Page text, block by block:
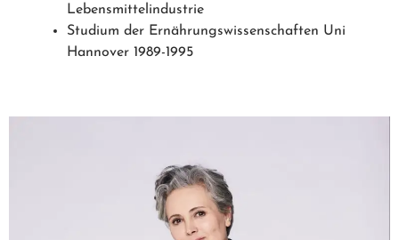
Lebensmittelindustrie
Studium der Ernährungswissenschaften Uni
Hannover 1989-1995